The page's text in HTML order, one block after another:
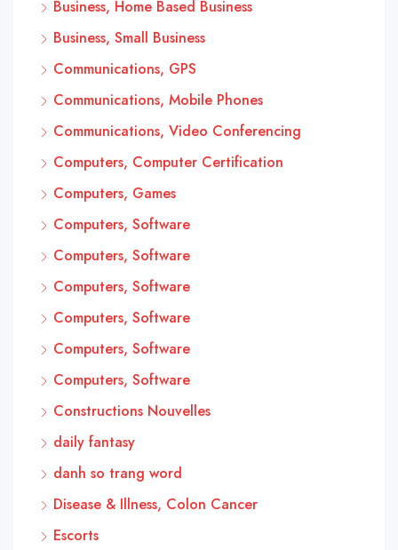
Business, Home Based Business
Business, Small Business
Communications, GPS
Communications, Mobile Phones
Communications, Video Conferencing
Computers, Computer Certification
Computers, Games
Computers, Software
Computers, Software
Computers, Software
Computers, Software
Computers, Software
Computers, Software
Constructions Nouvelles
daily fantasy
danh so trang word
Disease & Illness, Colon Cancer
Escorts